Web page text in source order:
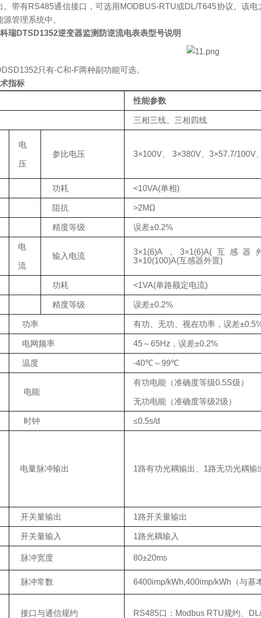
。带有RS485通信接口，可选用MODBUS-RTU或DL/T645协议。该
源管理系统中。
瑞DTSD1352逆变器监测防逆流电表表型号说明
只有-C和-F两种副功能可选。
指标
性能参数
三相三线、三相四线
电
压
参比电压 3×100V、 3×380V、 3×57.7/100V
功耗 <10VA(单相)
阻抗 >2MΩ
精度等级 误差±0.2%
电
流
输入电流 3×1(6)A ，3×1(6)A( 互感器
3×10(100)A(互感器外置)
功耗 <1VA(单路额定电流)
精度等级 误差±0.2%
功率 有功、无功、视在功率， 误差±0.5
电网频率 45～65H z ， 误差±0.2%
温度 -40℃～99℃
电能
有功电能（准确度等级0.5S级）
无功电能（准确度等级2级）
时钟 ≤0.5s/d
电量脉冲输出 1路有功光耦输出、 1路无功光耦输
开关量输出 1路开关量输出
开关量输入 1路光耦输入
脉冲宽度 80±20ms
脉冲常数 6400imp/kWh,400imp/kWh （与基
接口与通信规约 RS485口： Modbus RTU规约、